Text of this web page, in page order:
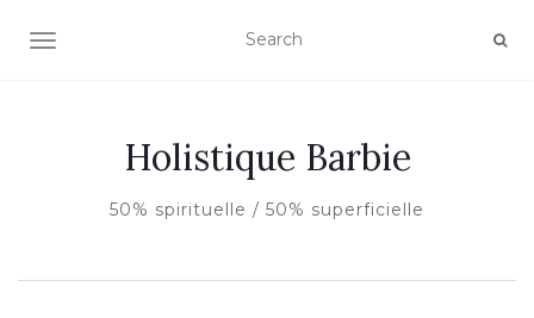
AFFICHER/MASQUER LA NAVIGATION
Holistique Barbie
50% spirituelle / 50% superficielle